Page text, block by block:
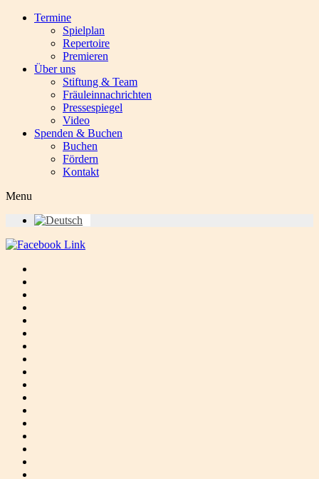
Termine
Spielplan
Repertoire
Premieren
Über uns
Stiftung & Team
Fräuleinnachrichten
Pressespiegel
Video
Spenden & Buchen
Buchen
Fördern
Kontakt
Menu